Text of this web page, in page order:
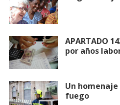
APARTADO
por años
Un
fuego